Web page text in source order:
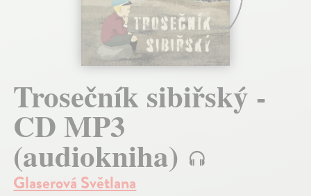
Trosečník sibiřský -
CD MP3
(audiokniha)
Glaserová Světlana